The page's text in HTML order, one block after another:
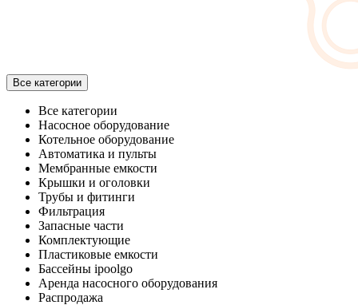
Все категории
Все категории
Насосное оборудование
Котельное оборудование
Автоматика и пульты
Мембранные емкости
Крышки и оголовки
Трубы и фитинги
Фильтрация
Запасные части
Комплектующие
Пластиковые емкости
Бассейны ipoolgo
Аренда насосного оборудования
Распродажа